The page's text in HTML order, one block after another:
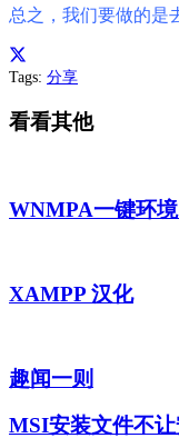
总之，我们要做的是
Tags: 分享
看看其他
WNMPA一键环
XAMPP 汉化
趣闻一则
MSI安装文件不让